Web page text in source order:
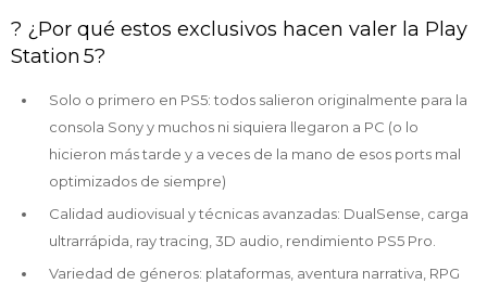
? ¿Por qué estos exclusivos hacen valer la Play
Station 5?
Solo o primero en PS5: todos salieron originalmente para la
consola Sony y muchos ni siquiera llegaron a PC (o lo
hicieron más tarde y a veces de la mano de esos ports mal
optimizados de siempre)
Calidad audiovisual y técnicas avanzadas: DualSense, carga
ultrarrápida, ray tracing, 3D audio, rendimiento PS5 Pro.
Variedad de géneros: plataformas, aventura narrativa, RPG